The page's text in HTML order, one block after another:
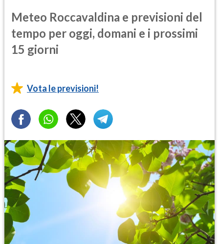
Meteo Roccavaldina e previsioni del
tempo per oggi, domani e i prossimi
15 giorni
Vota le previsioni!